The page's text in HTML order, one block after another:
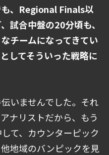
も、Regional Finals以
試合中盤の20分頃も、
チームになってきてい
してそういった戦略に
いませんでした。それ
ナリストだから、もう
て、カウンターピック
地域のバンピックを見